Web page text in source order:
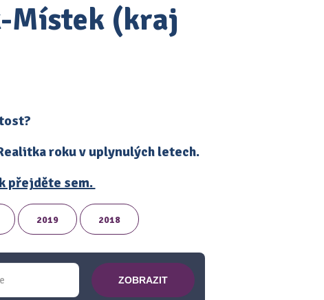
Místek (kraj
roku v uplynulých letech.
přejděte sem.
2019 2018
ZOBRAZIT